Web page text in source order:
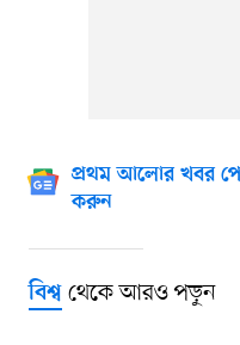
প্রথম আলোর খবর
করুন
বিশ্বথেকে আরও পড়ুন